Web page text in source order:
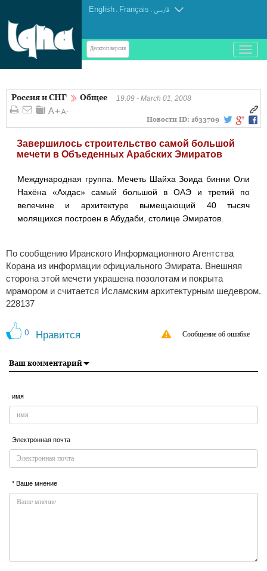
English . Français . فارسی
Десктоп-версия
باز
و
کردن
Россия и СНГ Общее 19:09 - March 01, 2008
Новости ID: 1633709
Завершилось строительство самой большой
мечети в Объеденных Арабских Эмиратов
Международная группа. Мечеть Шайха Зоида бинни Оли
Нахёна «Ахдас» самый большой в ОАЭ и третий по
велечине и архитектуре вымещающий 40 тысяч
молящихся построен в Абудаби, столице Эмиратов.
По сообщению Иранского Информационного Агентства
Корана из информации официального Эмирата. Внешняя
сторона этой мечети украшена позолотам и покрыта
мрамором и считается Исламским архитектурным шедевром.
228137
0 Нравится Сообщение об ошибке
Ваш комментарий
имя
Электронная почта
* Ваше мнение